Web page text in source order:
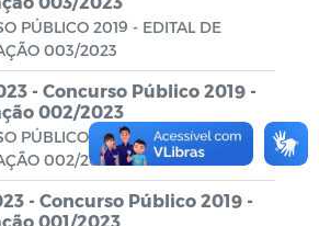
PÚBLICO 2019 - EDITAL DE
003/2023
- Concurso Público 2019 -
002/2023
PÚBLICO 2019 - EDITAL DE
002/2023
- Concurso Público 2019 -
001/2023